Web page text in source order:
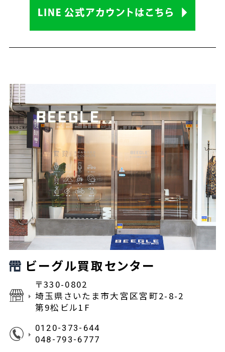
ビーグル買取センター
〒330-0802
埼玉県さいたま市大宮区宮町2-8-2
第9松ビル1F
0120-373-644
048-793-6777